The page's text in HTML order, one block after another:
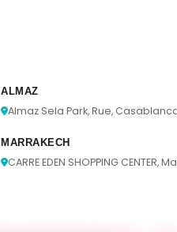
ALMAZ
Almaz Sela Park, Rue,
MARRAKECH
CARRE EDEN SHOPPING CENTER,